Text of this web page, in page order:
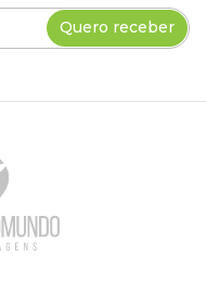
Quero receber